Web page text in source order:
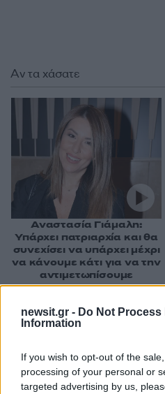
newsit.gr - Do Not Process
Information
If you wish to opt-out of the
processing of your personal or
targeted advertising by us,
Αν τα χάσατε
Αναστασία Γιάμαλη:
Υπάρχει πατριαρχία και θα
συνεχίσει να υπάρχει μέχρι
να κάνουμε κάτι για να την
αντιμετωπίσουμε